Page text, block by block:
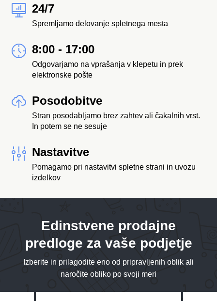
24/7
Spremljamo delovanje spletnega mesta
8:00 - 17:00
Odgovarjamo na vprašanja v klepetu in prek
elektronske pošte
Posodobitve
Stran posodabljamo brez zahtev ali čakalnih vrst.
In potem se ne sesuje
Nastavitve
Pomagamo pri nastavitvi spletne strani in uvozu
izdelkov
Edinstvene prodajne
predloge za vaše podjetje
Izberite in prilagodite eno od pripravljenih oblik ali
naročite obliko po svoji meri